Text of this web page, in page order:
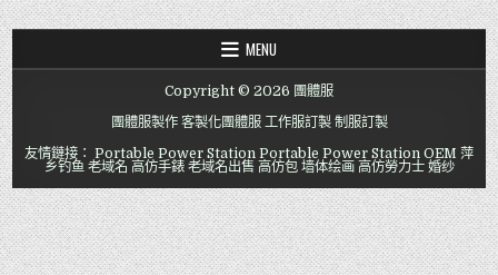
MENU
Copyright © 2026 團體服
團體服製作 客製化團體服 工作服訂製 制服訂製
友情鏈接： Portable Power Station Portable Power Station OEM 萍
乡钓鱼 老域名 高仿手錶 老域名出售 高仿包 墙体绘画 高仿勞力士 婚纱